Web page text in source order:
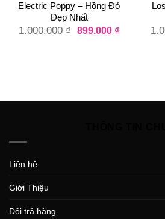
Electric Poppy – Hồng Đỏ
Đẹp Nhất
1.000.000₫ 899.000 ₫
Liên hệ
Giới Thiệu
Đổi trả hàng